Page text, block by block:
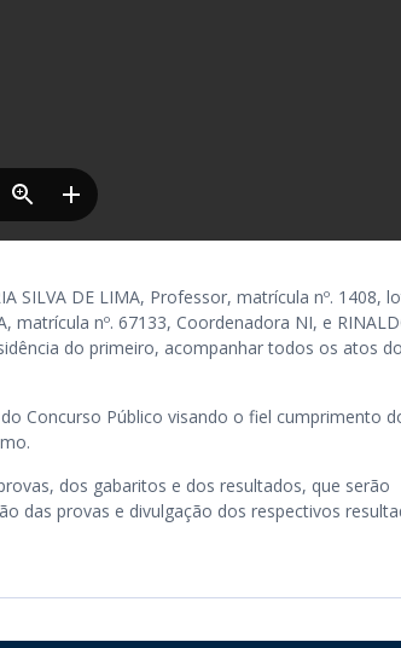
SILVA DE LIMA, Professor, matrícula nº. 1408,
matrícula nº. 67133, Coordenadora NI, e
do primeiro, acompanhar todos os atos do
Concurso Público visando o fiel cumprimento
dos gabaritos e dos resultados, que serão
das provas e divulgação dos respectivos